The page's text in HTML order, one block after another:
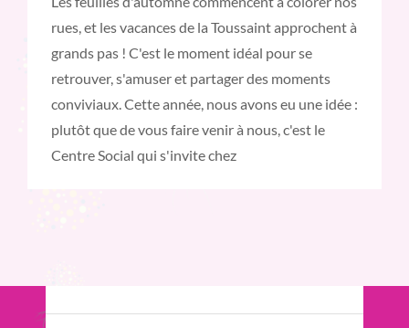
rues, et les vacances de la Toussaint approchent à
grands pas ! C'est le moment idéal pour se
retrouver, s'amuser et partager des moments
conviviaux. Cette année, nous avons eu une idée :
plutôt que de vous faire venir à nous, c'est le
Centre Social qui s'invite chez